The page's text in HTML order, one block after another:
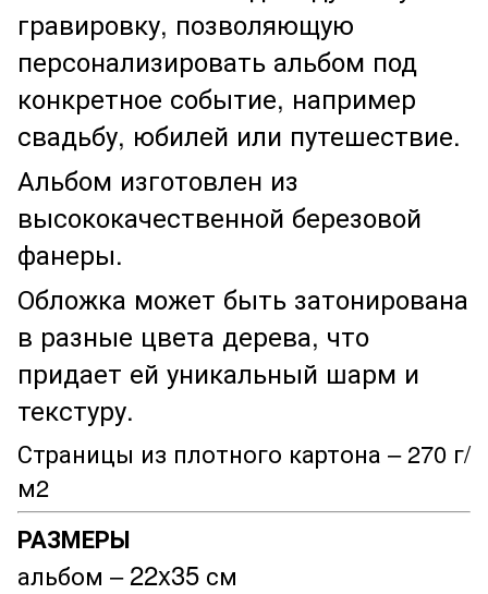
гравировку, позволяющую
персонализировать альбом под
конкретное событие, например
свадьбу, юбилей или путешествие.
Альбом изготовлен из
высококачественной березовой
фанеры.
Обложка может быть затонирована
в разные цвета дерева, что
придает ей уникальный шарм и
текстуру.
Страницы из плотного картона – 270 г/
м2
РАЗМЕРЫ
альбом –22x35 см